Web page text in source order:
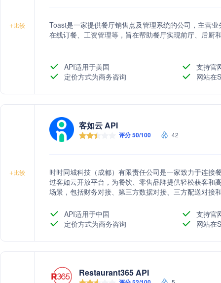
+比较
Toast是一家提供餐厅销售点及管理系统的公司，主营
在线订餐、工资管理等，旨在帮助餐厅实现前厅、后厨
API适用于美国
支持官
定价方式为商务咨询
网站在
+比较
客如云 API
评分 50/100 42
时时同城科技（成都）有限责任公司是一家致力于连接
过客如云开放平台，为餐饮、零售品牌提供轻松获客和
场景，包括财务对接、第三方数据对接、三方配送对接
客相关领域，共同探索未来餐饮模式。
API适用于中国
支持官
定价方式为商务咨询
网站在
Restaurant365 API